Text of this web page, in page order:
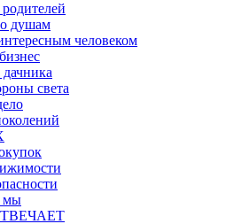
душам
человеком
света
мы